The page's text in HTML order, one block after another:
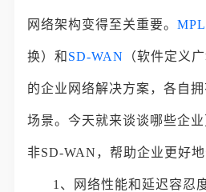
网络架构变得至关重要。
换）和 SD-WAN （软件定义
的企业网络解决方案，各自
场景。今天就来谈谈哪些企
非SD-WAN，帮助企业更好地
1、网络性能和延迟容忍